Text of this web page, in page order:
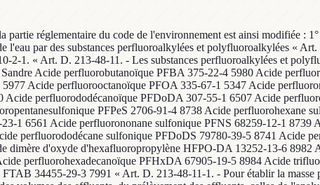
réglementaire du code de l'environnement est ainsi modifiée :
l'eau par des substances perfluoroalkylées et polyfluoroalkylées «
2-1. « Art. D. 213-48-11. - Les substances perfluoroalkylées et
Acide perfluorobutanoïque PFBA 375-22-4 5980 Acide
Acide perfluorooctanoïque PFOA 335-67-1 5347 Acide
perfluorododécanoïque PFDoDA 307-55-1 6507 Acide
PFPeS 2706-91-4 8738 Acide perfluorohexane
1 6561 Acide perfluorononane sulfonique PFNS 68259-12-1
perfluorododécane sulfonique PFDoDS 79780-39-5 8741 Acide
dimère d'oxyde d'hexafluoropropylène HFPO-DA 13252-13-6
perfluorohexadecanoïque PFHxDA 67905-19-5 8984 Acide
34455-29-3 7991 « Art. D. 213-48-11-1. - Pour établir la